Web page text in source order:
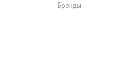
Бренды